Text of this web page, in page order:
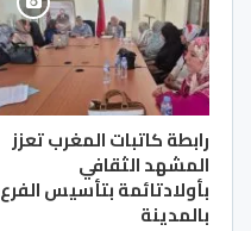
رابطة كاتبات المغرب تعزز
المشهد الثقافي
بأولادتائمة بتأسيس الفرع
بالمدينة